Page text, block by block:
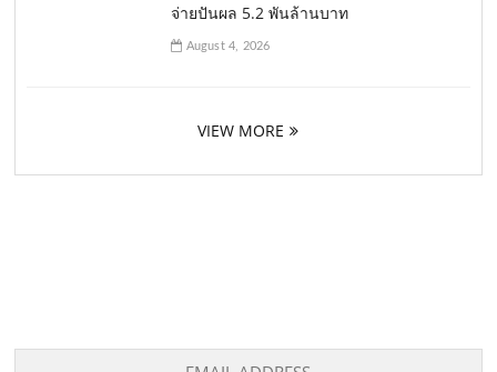
จ่ายปันผล 5.2 พันล้านบาท
August 4, 2026
VIEW MORE